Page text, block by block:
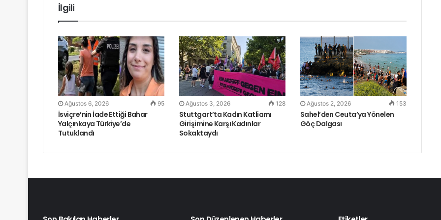
İlgili
Ağustos 6, 2026 95
İsviçre’nin İade Ettiği Bahar
Yalçınkaya Türkiye’de
Tutuklandı
Ağustos 3, 2026 128
Stuttgart’ta Kadın Katliamı
Girişimine Karşı Kadınlar
Sokaktaydı
Ağustos 2, 2026 153
Sahel’den Ceuta’ya Yönelen
Göç Dalgası